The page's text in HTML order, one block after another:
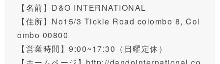
【名前】D&O INTERNATIONAL
【住所】 No15/3 Tickle Road colombo 8, Col
ombo 00800
【営業時間】9:00~17:30 （日曜定休）